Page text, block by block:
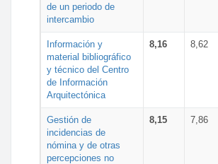
de un periodo de
intercambio
Información y
material bibliográfico
y técnico del Centro
de Información
Arquitectónica
8,16 8,62
Gestión de
incidencias de
nómina y de otras
percepciones no
8,15 7,86